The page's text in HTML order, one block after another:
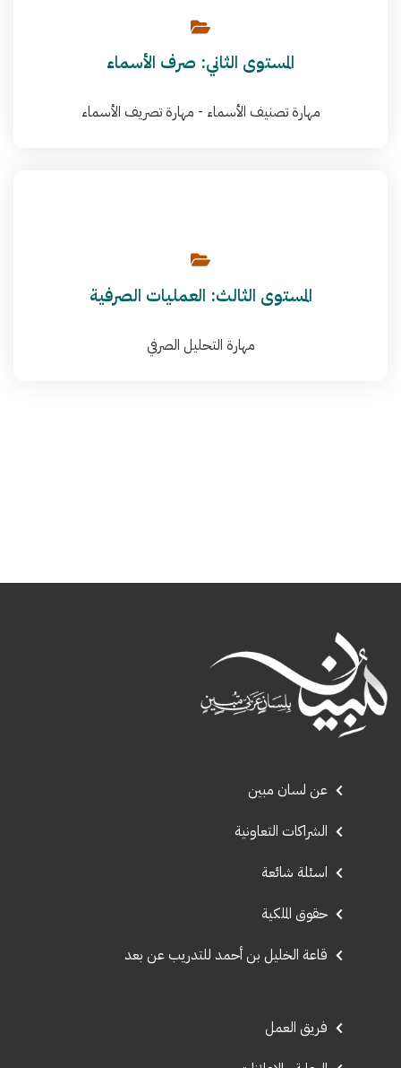
المستوى الثاني: صرف الأسماء
مهارة تصنيف الأسماء - مهارة تصريف الأسماء
المستوى الثالث: العمليات الصرفية
مهارة التحليل الصرفي
عن لسان مبين
الشراكات التعاونية
اسئلة شائعة
حقوق الملكية
قاعة الخليل بن أحمد للتدريب عن بعد
فريق العمل